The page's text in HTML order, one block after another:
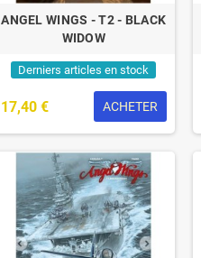
ANGEL WINGS - T2 - BLACK
WIDOW
Derniers articles en stock
17,40 € ACHETER